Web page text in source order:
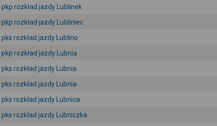
pkp rozkład jazdy Lublinek
pkp rozkład jazdy Lubliniec
pks rozkład jazdy Lublino
pkp rozkład jazdy Lubnia
pks rozkład jazdy Lubnia
pks rozkład jazdy Lubnia
pks rozkład jazdy Lubnica
pks rozkład jazdy Lubniczka